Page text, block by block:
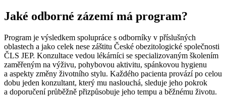
Jaké odborné zázemí má program?
Program je výsledkem spolupráce s odborníky v příslušných
oblastech a jako celek nese záštitu České obezitologické společnosti
ČLS JEP. Konzultace vedou lékárníci se specializovaným školením
zaměřeným na výživu, pohybovou aktivitu, spánkovou hygienu
a aspekty změny životního stylu. Každého pacienta provází po celou
dobu jeden konzultant, který mu naslouchá, sleduje jeho pokrok
a doporučení průběžně přizpůsobuje jeho tempu a běžnému životu.